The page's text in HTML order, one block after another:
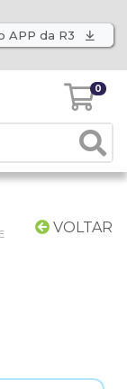
APP da R3
0
VOLTAR